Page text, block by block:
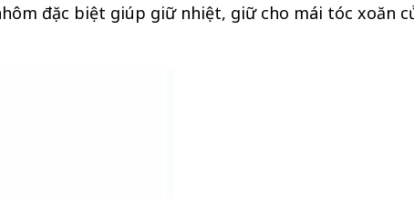
đặc biệt giúp giữ nhiệt, giữ cho mái tóc xoăn